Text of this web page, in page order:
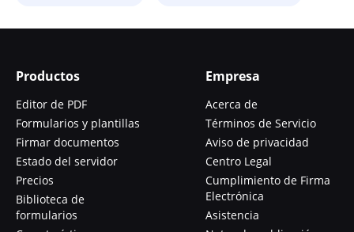
Productos
Editor de PDF
Formularios y plantillas
Firmar documentos
Estado del servidor
Precios
Biblioteca de
formularios
Empresa
Acerca de
Términos de Servicio
Aviso de privacidad
Centro Legal
Cumplimiento de Firma
Electrónica
Asistencia